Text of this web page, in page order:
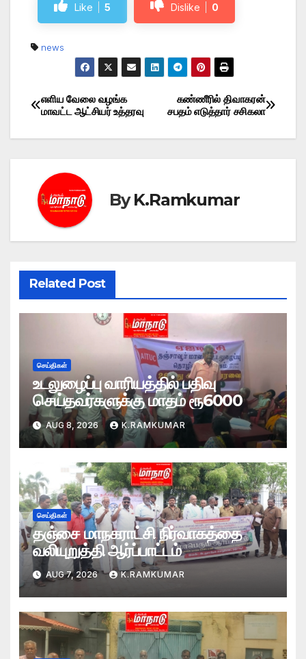
Like 5 Dislike 0
news
Post
navigation
கண்ணீரில் திவாகரன்
சபதம் எடுத்தார் சசிகலா
எளிய வேலை வழங்க
மாவட்ட ஆட்சியர் உத்தரவு
ByK.Ramkumar
Related Post
செய்திகள்
உடலுழைப்பு வாரியத்தில் பதிவு
செய்தவர்களுக்கு மாதம் ரூ6000
AUG 8, 2026 K.RAMKUMAR
செய்திகள்
தஞ்சை மாநகராட்சி நிர்வாகத்தை
வலியுறுத்தி ஆர்ப்பாட்டம்
AUG 7, 2026 K.RAMKUMAR